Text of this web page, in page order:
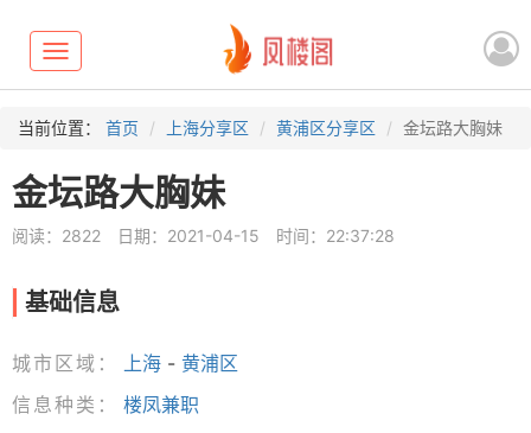
Toggle
navigation
当前位置： 首页 上海分享区 黄浦区分享区 金坛路大胸妹
金坛路大胸妹
阅读：2822 日期：2021-04-15 时间：22:37:28
基础信息
城市区域： 上海 - 黄浦区
信息种类：
楼凤兼职